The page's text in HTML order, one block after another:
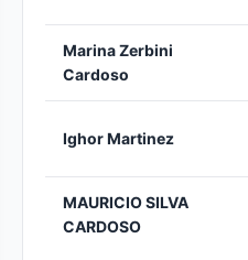
Marina Zerbini
Cardoso
Ighor Martinez
MAURICIO SILVA
CARDOSO